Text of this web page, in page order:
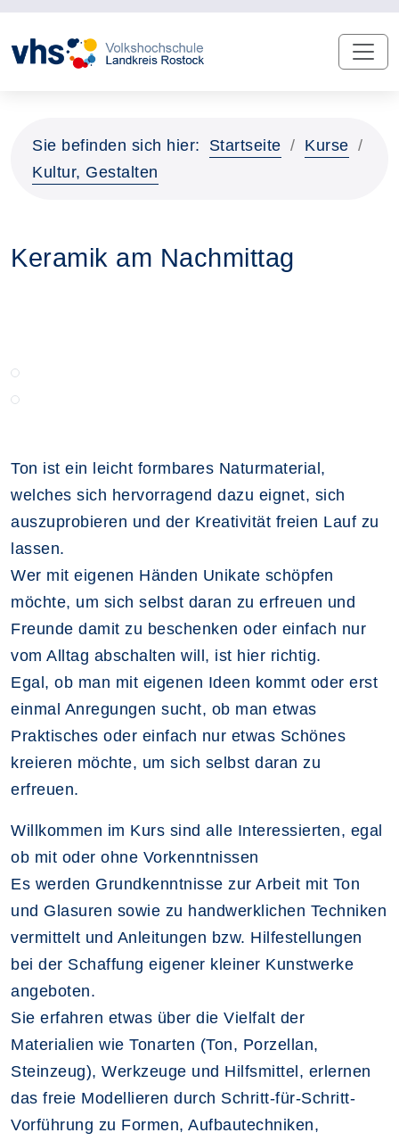
Sie befinden sich hier: Startseite
Kurse
Kultur, Gestalten
Keramik am Nachmittag
Ton ist ein leicht formbares Naturmaterial,
welches sich hervorragend dazu eignet, sich
auszuprobieren und der Kreativität freien Lauf zu
lassen.
Wer mit eigenen Händen Unikate schöpfen
möchte, um sich selbst daran zu erfreuen und
Freunde damit zu beschenken oder einfach nur
vom Alltag abschalten will, ist hier richtig.
Egal, ob man mit eigenen Ideen kommt oder erst
einmal Anregungen sucht, ob man etwas
Praktisches oder einfach nur etwas Schönes
kreieren möchte, um sich selbst daran zu
erfreuen.
Willkommen im Kurs sind alle Interessierten, egal
ob mit oder ohne Vorkenntnissen
Es werden Grundkenntnisse zur Arbeit mit Ton
und Glasuren sowie zu handwerklichen Techniken
vermittelt und Anleitungen bzw. Hilfestellungen
bei der Schaffung eigener kleiner Kunstwerke
angeboten.
Sie erfahren etwas über die Vielfalt der
Materialien wie Tonarten (Ton, Porzellan,
Steinzeug), Werkzeuge und Hilfsmittel, erlernen
das freie Modellieren durch Schritt-für-Schritt-
Vorführung zu Formen, Aufbautechniken,